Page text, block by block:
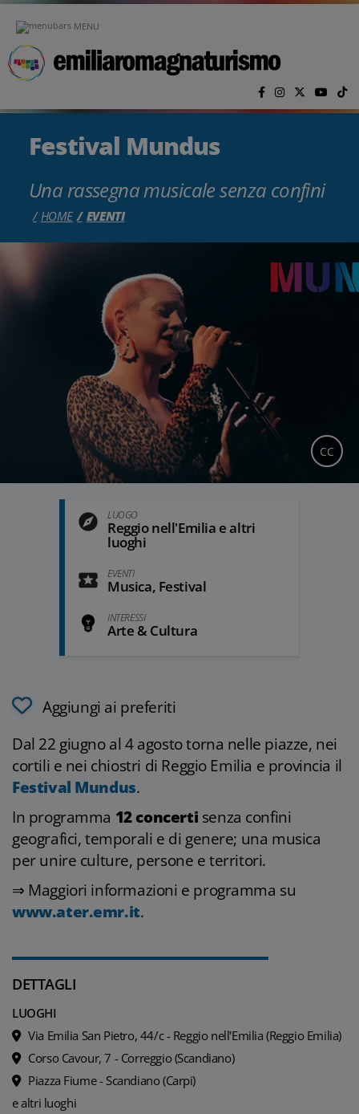
MENU
Festival Mundus
Una rassegna musicale senza confini
HOME EVENTI
CC
LUOGO
Reggio nell'Emilia e altri
luoghi
EVENTI
Musica, Festival
INTERESSI
Arte & Cultura
Aggiungi ai preferiti
Dal 22 giugno al 4 agosto torna nelle piazze, nei
cortili e nei chiostri di Reggio Emilia e provincia il
Festival Mundus.
In programma 12 concerti senza confini
geografici, temporali e di genere; una musica
per unire culture, persone e territori.
⇒ Maggiori informazioni e programma su
www.ater.emr.it.
DETTAGLI
LUOGHI
Via Emilia San Pietro, 44/c - Reggio nell'Emilia (Reggio Emilia)
Corso Cavour, 7 - Correggio (Scandiano)
Piazza Fiume - Scandiano (Carpi)
e altri luoghi